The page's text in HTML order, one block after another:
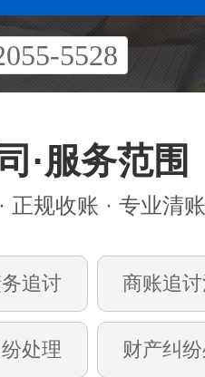
5528
·服务范围
正规收账 · 专业清账
追讨 商账追
处理 财产纠